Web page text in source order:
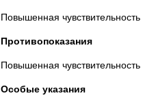
Повышенная
Противопоказания
Повышенная
Особые указания